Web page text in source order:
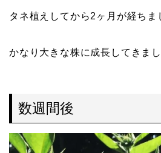
タネ植えしてから2ヶ月が経ちま
かなり大きな株に成長してきまし
数週間後